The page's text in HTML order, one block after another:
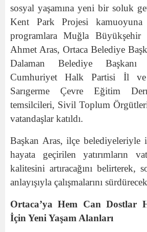
sosyal yaşamına yeni bir soluk
Kent Park Projesi kamuoyuna
programlara Muğla Büyükşehir
Ahmet Aras, Ortaca Belediye
Dalaman Belediye Başkanı
Cumhuriyet Halk Partisi İl ve
Sarıgerme Çevre Eğitim
temsilcileri, Sivil Toplum
vatandaşlar katıldı.
Başkan Aras, ilçe belediyeleriyle
hayata geçirilen yatırımların
kalitesini artıracağını belirterek,
anlayışıyla çalışmalarını
Ortaca’ya Hem Can Dostlar
İçin Yeni Yaşam Alanları